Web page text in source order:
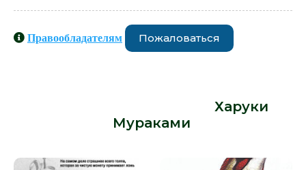
Правообладателям Пожаловаться
Харуки
Мураками